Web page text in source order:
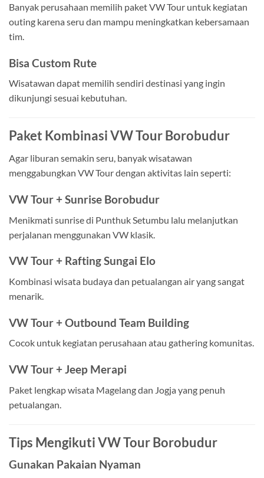
Banyak perusahaan memilih paket VW Tour untuk kegiatan
outing karena seru dan mampu meningkatkan kebersamaan
tim.
Bisa Custom Rute
Wisatawan dapat memilih sendiri destinasi yang ingin
dikunjungi sesuai kebutuhan.
Paket Kombinasi VW Tour Borobudur
Agar liburan semakin seru, banyak wisatawan
menggabungkan VW Tour dengan aktivitas lain seperti:
VW Tour + Sunrise Borobudur
Menikmati sunrise di Punthuk Setumbu lalu melanjutkan
perjalanan menggunakan VW klasik.
VW Tour + Rafting Sungai Elo
Kombinasi wisata budaya dan petualangan air yang sangat
menarik.
VW Tour + Outbound Team Building
Cocok untuk kegiatan perusahaan atau gathering komunitas.
VW Tour + Jeep Merapi
Paket lengkap wisata Magelang dan Jogja yang penuh
petualangan.
Tips Mengikuti VW Tour Borobudur
Gunakan Pakaian Nyaman